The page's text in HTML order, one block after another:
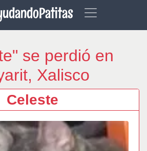
se perdió en
Xalisco
Celeste